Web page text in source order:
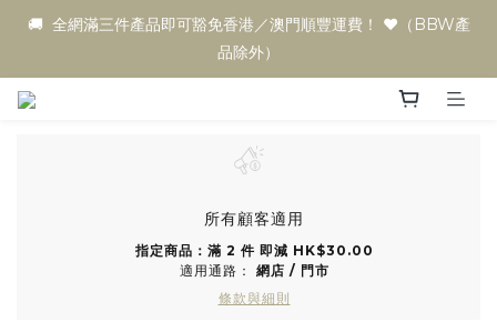
🚚  全網滿三件產品即可豁免香港／澳門順豐運費！ ♥️（BBW產
品除外）
所有顧客適用
指定商品：滿 2 件 即減 HK$30.00
適用通路： 網店 / 門市
條款與細則